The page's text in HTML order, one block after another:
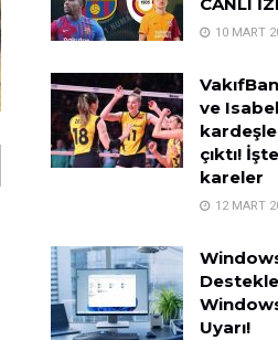
CANLI
10 MART
ve
çıktı!
kareler
12 MART
Windows
Uyarı!